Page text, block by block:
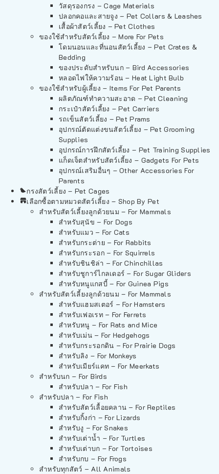
วัสดุรองกรง – Cage Materials
ปลอกคอและสายจูง – Pet Collars & Leashes
เสื้อผ้าสัตว์เลี้ยง – Pet Clothes
ของใช้สำหรับสัตว์เลี้ยง – More For Pets
โดมนอนและที่นอนสัตว์เลี้ยง – Pet Crates &
Bedding
ของประดับสำหรับนก – Bird Accessories
หลอดไฟให้ความร้อน – Heat Light Bulb
ของใช้สำหรับผู้เลี้ยง – Items For Pet Parents
ผลิตภัณฑ์ทำความสะอาด – Pet Cleaning
กระเป๋าสัตว์เลี้ยง – Pet Carriers
รถเข็นสัตว์เลี้ยง – Pet Prams
อุปกรณ์ตัดแต่งขนสัตว์เลี้ยง – Pet Grooming
Supplies
อุปกรณ์การฝึกสัตว์เลี้ยง – Pet Training Supplies
แก็ดเจ็ตสำหรับสัตว์เลี้ยง – Gadgets For Pets
อุปกรณ์เสริมอื่นๆ – Other Accessories For
Parents
กรงสัตว์เลี้ยง – Pet Cages
เลือกซื้อตามหมวดสัตว์เลี้ยง – Shop By Pet
สำหรับสัตว์เลี้ยงลูกด้วยนม – For Mammals
สำหรับสุนัข – For Dogs
สำหรับแมว – For Cats
สำหรับกระต่าย – For Rabbits
สำหรับกระรอก – For Squirrels
สำหรับชินชิล่า – For Chinchillas
สำหรับชูการ์ไกลเดอร์ – For Sugar Gliders
สำหรับหนูแกสบี้ – For Guinea Pigs
สำหรับสัตว์เลี้ยงลูกด้วยนม – For Mammals
สำหรับแฮมสเตอร์ – For Hamsters
สำหรับเฟอเรท – For Ferrets
สำหรับหนู – For Rats and Mice
สำหรับเม่น – For Hedgehogs
สำหรับกระรอกดิน – For Prairie Dogs
สำหรับลิง – For Monkeys
สำหรับเมียร์แคท – For Meerkats
สำหรับนก – For Birds
สำหรับปลา – For Fish
สำหรับปลา – For Fish
สำหรับสัตว์เลื้อยคลาน – For Reptiles
สำหรับกิ้งก่า – For Lizards
สำหรับงู – For Snakes
สำหรับเต่าน้ำ – For Turtles
สำหรับเต่าบก – For Tortoises
สำหรับกบ – For Frogs
สำหรับทุกสัตว์ – All Animals